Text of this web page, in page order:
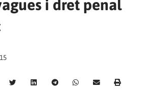
i dret penal